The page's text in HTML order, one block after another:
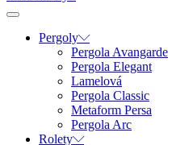
Pergoly
Pergola Avangarde
Pergola Elegant
Lamelová
Pergola Classic
Metaform Persa
Pergola Arc
Rolety